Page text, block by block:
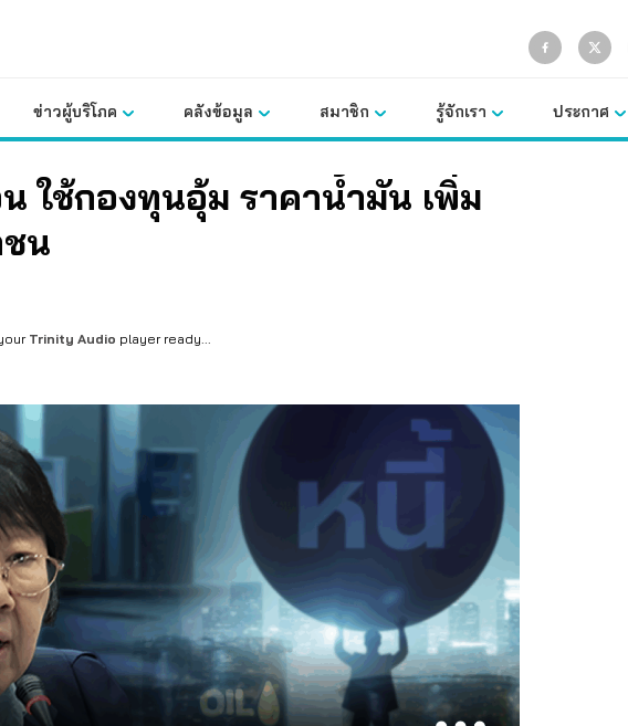
ข่าวผู้บริโภค คลังข้อมูล สมาชิก รู้จักเรา ประกาศ
ใช้กองทุนอุ้ม ราคาน้ำมัน เพิ่ม
น
Trinity Audio player ready...